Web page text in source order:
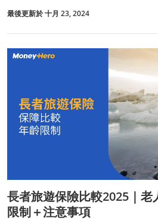
最後更新於 十月 23, 2024
長者旅遊保險比較2025｜
限制＋注意事項